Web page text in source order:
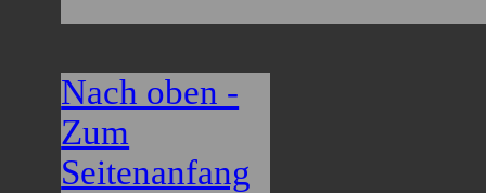
Nach oben -
Zum
Seitenanfang